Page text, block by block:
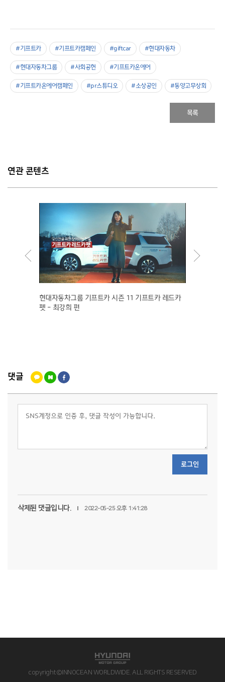
#기프트카 #기프트카캠페인 #giftcar #현대자동차
#현대자동차그룹 #사회공헌 #기프트카온에어
#기프트카온에어캠페인 #pr스튜디오 #소상공인 #동양고무상회
목록
연관 콘텐츠
현대자동차그룹 기프트카 시즌 11 기프트카 레드카
펫 - 최강희 편
댓글
로그인
삭제된 댓글입니다. 2022-05-25 오후 1:41:28
copyright©INNOCEAN WORLDWIDE. ALL RIGHTS RESERVED